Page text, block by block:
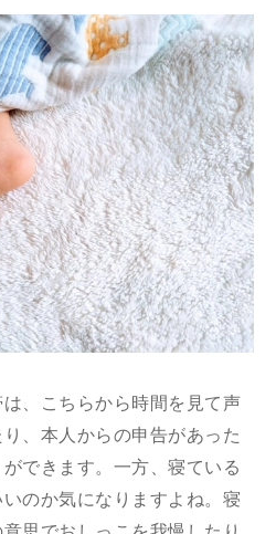
、こちらから時間を見て声
、本人からの申告があった
できます。一方、寝ている
のか気になりますよね。寝